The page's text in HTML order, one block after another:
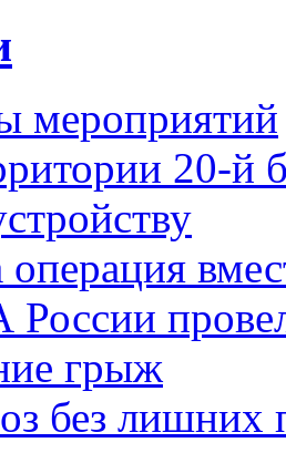
мероприятий
20-й
операция
грыж
без лишних